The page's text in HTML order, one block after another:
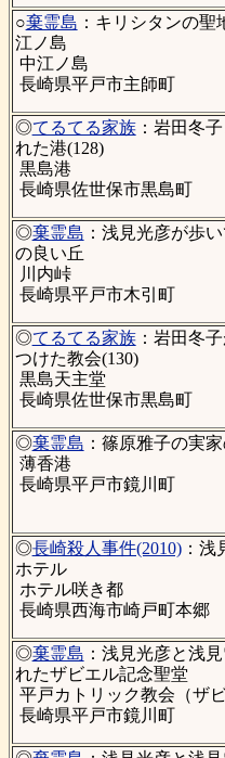
○棄霊島 ：キリシタンの聖
江ノ島
中江ノ島
長崎県平戸市主師町
◎てるてる家族：岩田冬
れた港(128)
黒島港
長崎県佐世保市黒島町
◎棄霊島 ：浅見光彦が歩
の良い丘
川内峠
長崎県平戸市木引町
◎てるてる家族：岩田冬
つけた教会(130)
黒島天主堂
長崎県佐世保市黒島町
◎棄霊島 ：篠原雅子の実
薄香港
長崎県平戸市鏡川町
◎長崎殺人事件(2010)：浅
ホテル
ホテル咲き都
長崎県西海市崎戸町本郷
◎棄霊島 ：浅見光彦と浅
れたザビエル記念聖堂
平戸カトリック教会（ザ
長崎県平戸市鏡川町